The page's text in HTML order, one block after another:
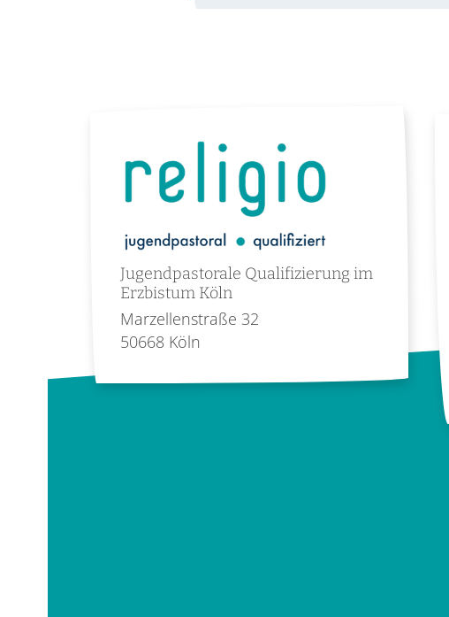
Jugendpastorale Qualifizierung im
Erzbistum Köln
Marzellenstraße 32
50668 Köln